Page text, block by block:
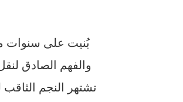
بُنيت على سنوات
والفهم الصادق
تشتهر النجم الثاقب